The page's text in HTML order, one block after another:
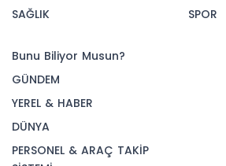
SAĞLIK
SPOR
Bunu Biliyor Musun?
GÜNDEM
YEREL & HABER
DÜNYA
PERSONEL & ARAÇ TAKİP